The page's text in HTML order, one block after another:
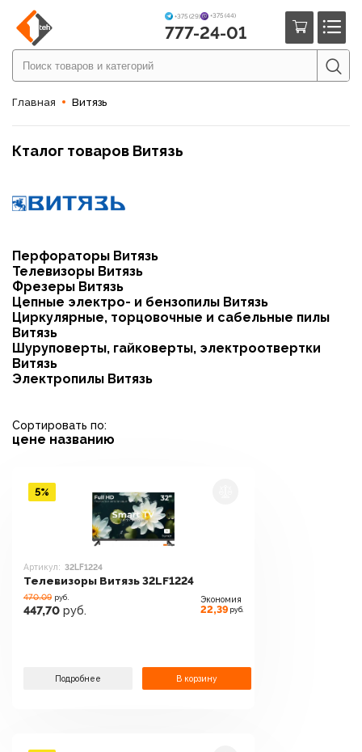
+375 (29) +375 (44)
777-24-01
Главная Витязь
Кталог товаров Витязь
Перфораторы Витязь
Телевизоры Витязь
Фрезеры Витязь
Цепные электро- и бензопилы Витязь
Циркулярные, торцовочные и сабельные пилы
Витязь
Шуруповерты, гайковерты, электроотвертки
Витязь
Электропилы Витязь
Сортировать по:
цене названию
Артикул: 32LF1224
Телевизоры Витязь 32LF1224
470.09 руб.
447,70 руб.
Экономия
22,39 руб.
Подробнее В корзину
5%